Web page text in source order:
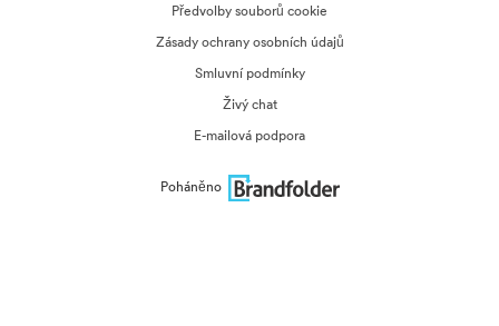
Předvolby souborů cookie
Zásady ochrany osobních údajů
Smluvní podmínky
Živý chat
E-mailová podpora
Poháněno